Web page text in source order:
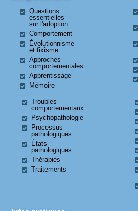
Questions
essentielles
sur l'adoption
Comportement
Évolutionnisme
et fixisme
Approches
comportementales
Apprentissage
Mémoire
Troubles
comportementaux
Psychopathologie
Processus
pathologiques
États
pathologiques
Thérapies
Traitements